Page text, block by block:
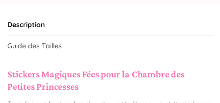
Description
Guide des Tailles
Stickers Magiques Fées pour la Chambre des
Petites Princesses